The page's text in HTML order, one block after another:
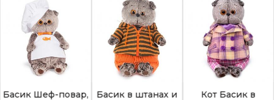
Басик Шеф-повар,
Басик в штанах и
Кот Басик в